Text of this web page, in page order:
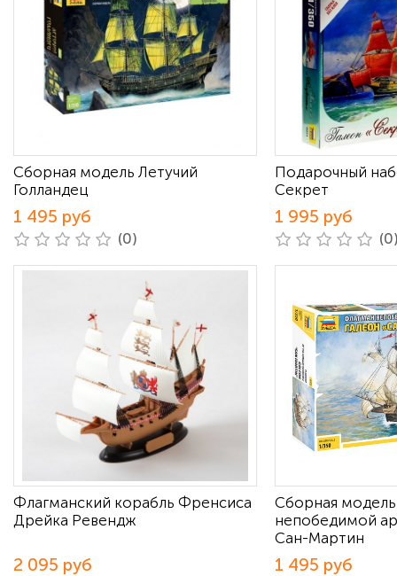
Сборная модель Летучий
Голландец
1 495 руб
(0)
Подарочный
Секрет
1 995 руб
Флагманский корабль Френсиса
Дрейка Ревендж
2 095 руб
Сборная
непобедимой
Сан-Мартин
1 495 руб